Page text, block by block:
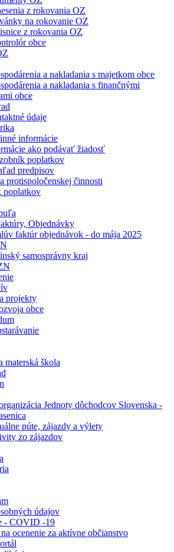
z rokovania OZ
na rokovanie OZ
z rokovania OZ
obce
a nakladania s majetkom obce
a nakladania s finančnými
obce
údaje
informácie
ako podávať žiadosť
poplatkov
predpisov
protispoločenskej činnosti
poplatkov
Objednávky
faktúr objednávok - do mája 2025
samosprávny kraj
projekty
obce
materská škola
Jednoty dôchodcov Slovenska -
púte, zájazdy a výlety
zo zájazdov
údajov
- COVID -19
ocenenie za aktívne občianstvo